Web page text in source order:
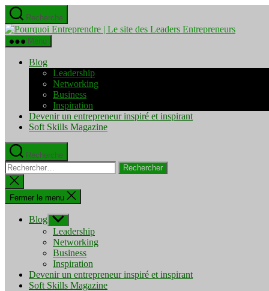
Aller
au
contenu
Recherche
Pourquoi
Menu
Blog
Leadership
Networking
Business
Inspiration
Devenir un entrepreneur inspiré et inspirant
Soft Skills Magazine
Recherche
Rechercher :
Fermer
la
recherche
Fermer le menu
Blog Afficher
le
sous-
menu
Leadership
Networking
Business
Inspiration
Devenir un entrepreneur inspiré et inspirant
Soft Skills Magazine